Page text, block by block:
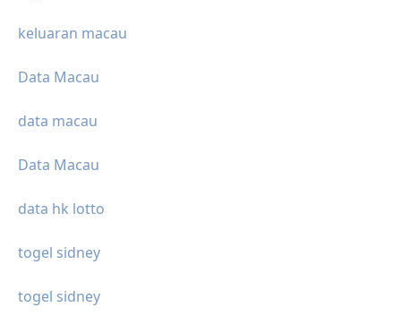
keluaran macau
Data Macau
data macau
Data Macau
data hk lotto
togel sidney
togel sidney